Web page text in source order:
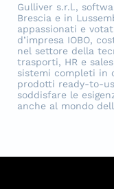
Gulliver s.r.l.,
Brescia e in
appassionati e
d’impresa IOBO,
nel settore della
trasporti, HR e
sistemi completi in
prodotti ready-to-
soddisfare le
anche al mondo